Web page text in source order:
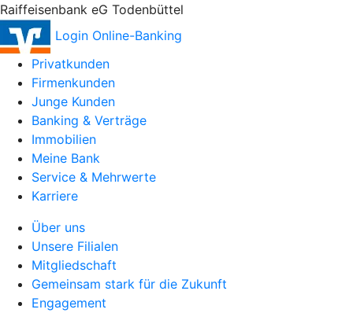
Raiffeisenbank eG Todenbüttel
Login Online-Banking
Privatkunden
Firmenkunden
Junge Kunden
Banking & Verträge
Immobilien
Meine Bank
Service & Mehrwerte
Karriere
Über uns
Unsere Filialen
Mitgliedschaft
Gemeinsam stark für die Zukunft
Engagement